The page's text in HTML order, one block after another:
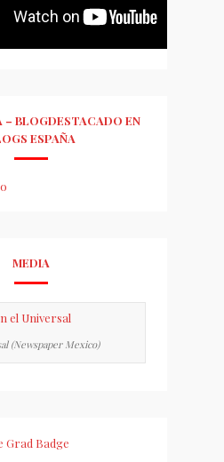
– BLOGDESTACADO EN
ESPAÑA
MEDIA
(Newspaper Mexico)